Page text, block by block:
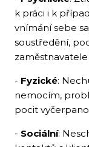
k práci i k
vnímání sebe
soustředění,
- Fyzické:
nemocím,
pocit
- Sociální: